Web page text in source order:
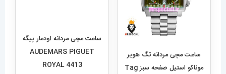
ساعت مچی مردانه تگ هویر
موناکو استیل صفحه سبز Tag
11,889,000 تومان
افزودن به سبد خرید